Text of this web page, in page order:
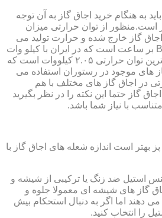
به هنگام خرید اجاق گاز به آن توجه
است.منظور از توان حرارتی میزان
گاز خارج شده و حرارت تولید می
کند.واحد توان حرارتی BTU بر ساعت است که در ایران با کیلو وات
محاسبه می شود.مناسب ترین توان حرارتی ۲.۰۵ کیلووات است که
های موجود در رستوران استفاده می
در اجاق گاز های مختلف با هم
گاز حتما این نکته را در نظر بگیرید
با نیاز شما باشد.
است اندازه شعله های اجاق گاز با
جنس استیل ضد زنگ یا ترکیبی از شیشه و
گاز های شیشه ای معمولا جلوه و
دهند اما اگر به دنبال استحکام بیش
را انتخاب کنید.